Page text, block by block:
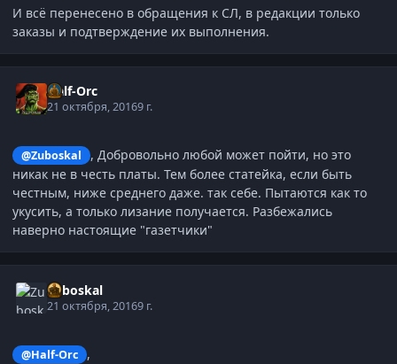
И всё перенесено в обращения к СЛ, в редакции только
заказы и подтверждение их выполнения.
Half-Orc
21 октября, 20169 г.
@Zuboskal
, Добровольно любой может пойти, но это
никак не в честь платы. Тем более статейка, если быть
честным, ниже среднего даже. так себе. Пытаются как то
укусить, а только лизание получается. Разбежались
наверно настоящие "газетчики"
Zuboskal
21 октября, 20169 г.
@Half-Orc
,